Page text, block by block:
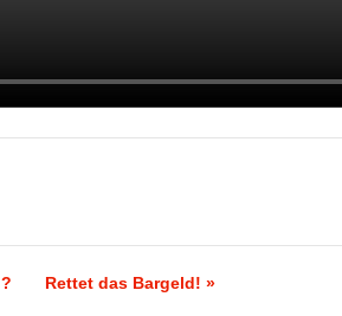
Rettet das Bargeld! »